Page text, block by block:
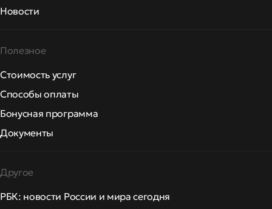
Новости
Полезное
Стоимость услуг
Способы оплаты
Бонусная программа
Документы
Другое
РБК: новости России и мира сегодня